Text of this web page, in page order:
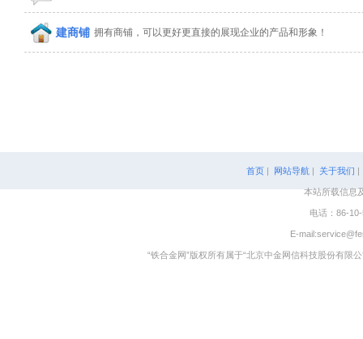
建商铺 拥有商铺，可以更好更直接的展现企业的产品和形象！
首页 | 网站导航 | 关于我们
本站所载信息
电话：86-
E-
“铁合金网”版权所有属于“北京中金网信科技股份有限